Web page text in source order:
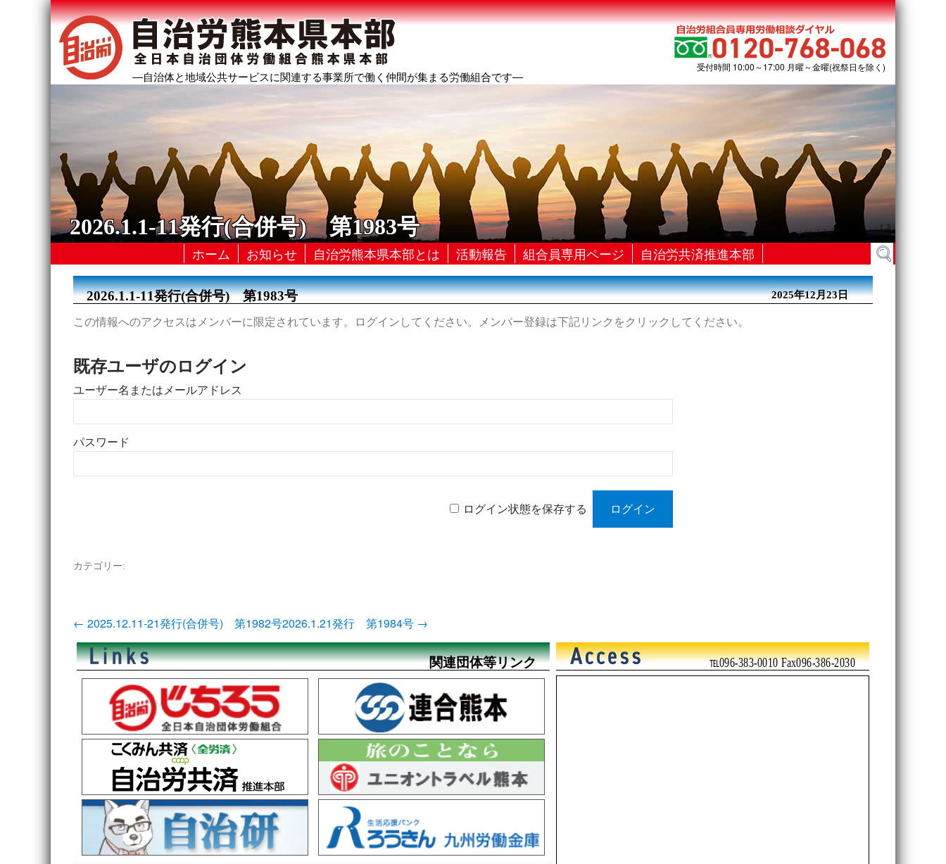
―自治体と地域公共サービスに関連する事業所で働く仲間が集まる労働組合です―
受付時間 10:00～17:00 月曜～金曜(祝祭日を除く)
2026.1.1-11発行(合併号) 第1983号
ホーム お知らせ 自治労熊本県本部とは 活動報告 組合員専用ページ 自治労共済推進本部
検
索:
2026.1.1-11発行(合併号) 第1983号 2025年12月23日
この情報へのアクセスはメンバーに限定されています。ログインしてください。メンバー登録は下記リンクをクリックしてください。
既存ユーザのログイン
ユーザー名またはメールアドレス
パスワード
ログイン状態を保存する
カテゴリー:
投
ナ
ビ
ゲ
← 2025.12.11-21発行(合併号) 第1982号2026.1.21発行 第1984号 →
関連団体等リンク ℡096-383-0010 Fax096-386-2030